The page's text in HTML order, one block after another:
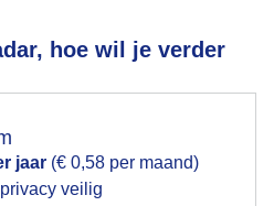
hoe wil je verder
jaar (€ 0,58 per maand)
veilig
gebruiken voor het